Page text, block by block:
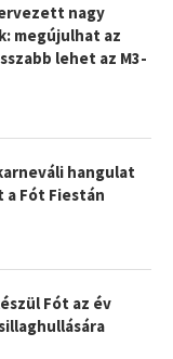
nagy
megújulhat az
lehet az M3-
hangulat
Fót Fiestán
Fót az év